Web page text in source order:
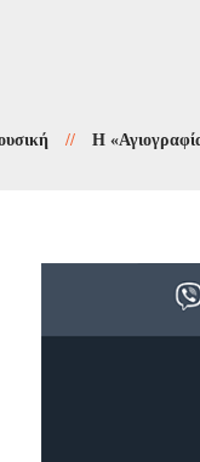
// Η «Αγιογραφία των